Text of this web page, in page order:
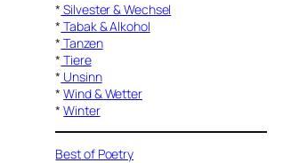
* Silvester & Wechsel
* Tabak & Alkohol
* Tanzen
* Tiere
* Unsinn
*Wind & Wetter
*Winter
Best of Poetry